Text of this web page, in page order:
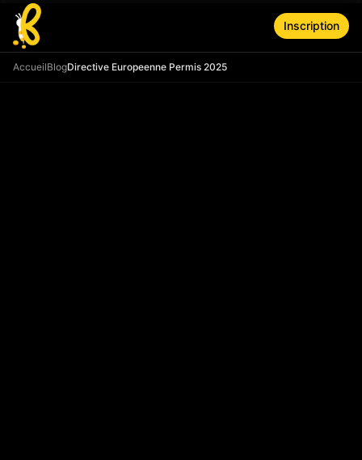
Aller au contenu principal
Inscription
AccueilBlogDirective Europeenne Permis 2025